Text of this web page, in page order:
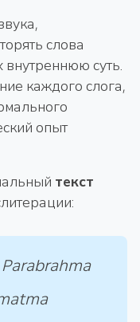
слова
суть.
каждого слога,
опыт
текст